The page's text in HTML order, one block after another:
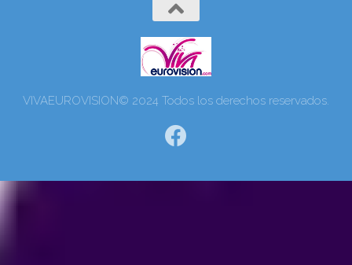
VIVAEUROVISION© 2024 Todos los derechos reservados.